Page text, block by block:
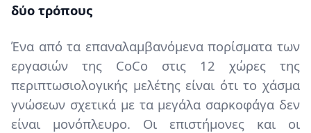
δύο τρόπους
Ένα από τα επαναλαμβανόμενα πορίσματα των
εργασιών της CoCo στις 12 χώρες της
περιπτωσιολογικής μελέτης είναι ότι το χάσμα
γνώσεων σχετικά με τα μεγάλα σαρκοφάγα δεν
είναι μονόπλευρο. Οι επιστήμονες και οι